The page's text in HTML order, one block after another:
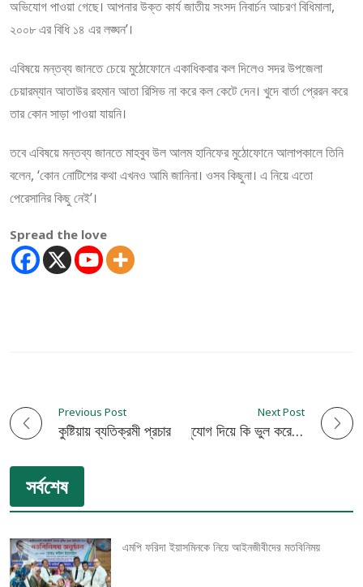
অভিযোগ পাওয়া গেছে। আপনার উক্ত কার্য জাতীয় সংসদ নিবার্চন আচরণ বিধিমালা,
২০০৮ এর বিধি ১৪ এর লঙ্ঘন’।
এবিষয়ে মন্তব্য জানতে চেয়ে মুঠোফোনে একাধিকবার কল দিলেও সদর উপজেলা
চেয়ারম্যান আতাউর রহমান আতা রিসিভ না করে কল কেটে দেন। খুদে বার্তা প্রেরন করে
তার কোন সাড়া পাওয়া যায়নি।
তবে এবিষয়ে মন্তব্য জানতে মাহবুব উল আলম হানিফের মুঠোফোনে আলাপকালে তিনি
বলেন, ‘কোন নোটিশের কথা এখনও আমি জানিনা। ওসব কিছুনা। এ নিয়ে এতো
পেরেসানির কিছু নেই’।
Spread the love
P
o
s
t
n
Previous Post
কুষ্টিয়ায় ব্যতিক্রমী প্রচারণা প্রযুক্তিবিদ সুফি ফারুকের
Next Post
শাহরুখকে রাহুল হওয়ার সুযোগ দিয়ে কি ভুল করেছিলেন সানি
সর্বশেষ
এমপি ফরিদা ইয়াসমিনকে নিয়ে আইনজীবীদের মতবিনিময়